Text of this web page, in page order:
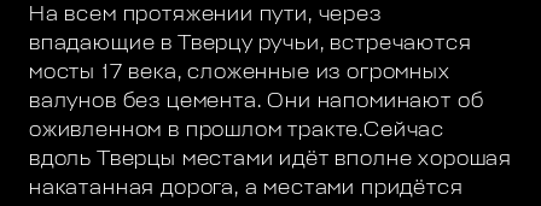
На всем протяжении пути, через
впадающие в Тверцу ручьи, встречаются
мосты 17 века, сложенные из огромных
валунов без цемента. Они напоминают об
оживленном в прошлом тракте.Сейчас
вдоль Тверцы местами идёт вполне хорошая
накатанная дорога, а местами придётся